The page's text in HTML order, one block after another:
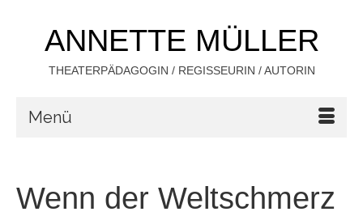
ANNETTE MÜLLER
THEATERPÄDAGOGIN / REGISSEURIN / AUTORIN
Menü
Wenn der Weltschmerz